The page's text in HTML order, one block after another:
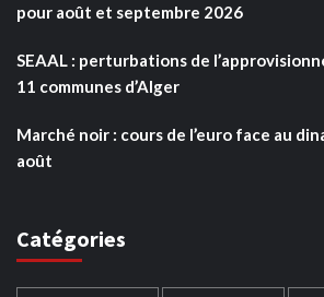
pour août et septembre 2026
SEAAL : perturbations de
11 communes d’Alger
Marché noir : cours de l’euro face au
août
Catégories